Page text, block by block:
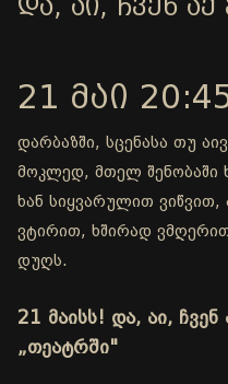
ᲓᲐ, ᲐᲘ, ᲩᲕᲔᲜ ᲐᲥ
21 ᲛᲐᲘ
დარბაზში, სცენასა თუ
მოკლედ, მთელ შენობაში
ხან სიყვარულით ვიწვით,
ვტირით, ხშირად
დუღს.
21 მაისს! და, აი,
„თეატრში"